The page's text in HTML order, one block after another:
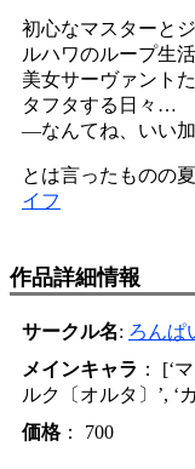
初心なマスターと
ルハワのループ生
美女サーヴァント
タフタする日々…
―なんてね、いい加
とは言ったものの
イフ
作品詳細情報
サークル名: ろんぱ
メインキャラ ： [‘
ルク〔オルタ〕’, ‘
価格： 700